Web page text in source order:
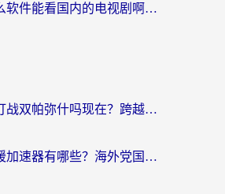
在国外用什么软件能看国内的电视剧啊？留学生亲测有效的回国加速方案
在欧洲可以打战双帕弥什吗现在？跨越延迟墙的实战指南
国外奇迹暖暖加速器有哪些？海外党国服游戏畅玩终极指南（附亲测推荐）